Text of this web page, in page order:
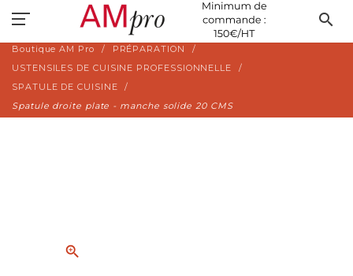
search
Boutique AM Pro
PRÉPARATION
USTENSILES DE CUISINE PROFESSIONNELLE
SPATULE DE CUISINE
Spatule droite plate - manche solide 20 CMS
zoom_in